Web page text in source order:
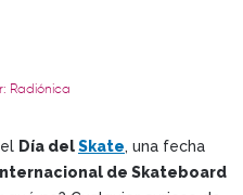
Radiónica
Día delSkate, una fecha
de Skateboard